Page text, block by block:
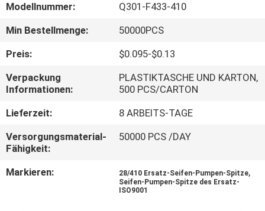
ÜBER
UNS
WERKSBESICHTIGUNG
QUALITÄTSKONTROLLE
KONTAKT
MIT
Modellnummer:
Q301-F433-410
Min Bestellmenge:
50000PCS
Preis:
$0.095-$0.13
Verpackung
Informationen:
PLASTIKTASCHE UND KARTON,
500 PCS/CARTON
Lieferzeit:
8 ARBEITS-TAGE
Versorgungsmaterial-
Fähigkeit:
50000 PCS /DAY
Markieren: 28/410 Ersatz-Seifen-Pumpen-Spitze,
Seifen-Pumpen-Spitze des Ersatz-
ISO9001